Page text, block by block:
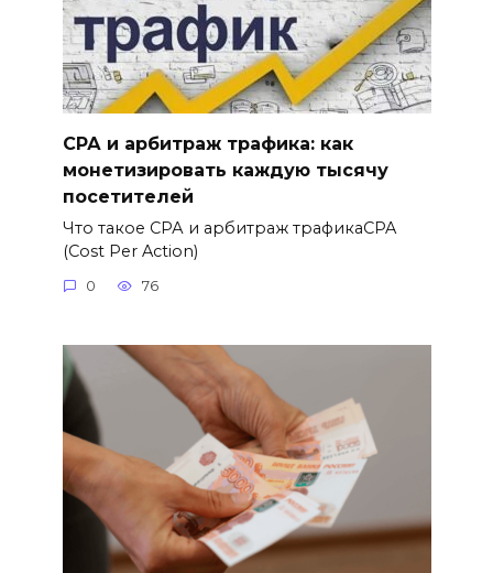
СРА и арбитраж трафика: как
монетизировать каждую тысячу
посетителей
Что такое СРА и арбитраж трафикаCPA
(Cost Per Action)
0 76